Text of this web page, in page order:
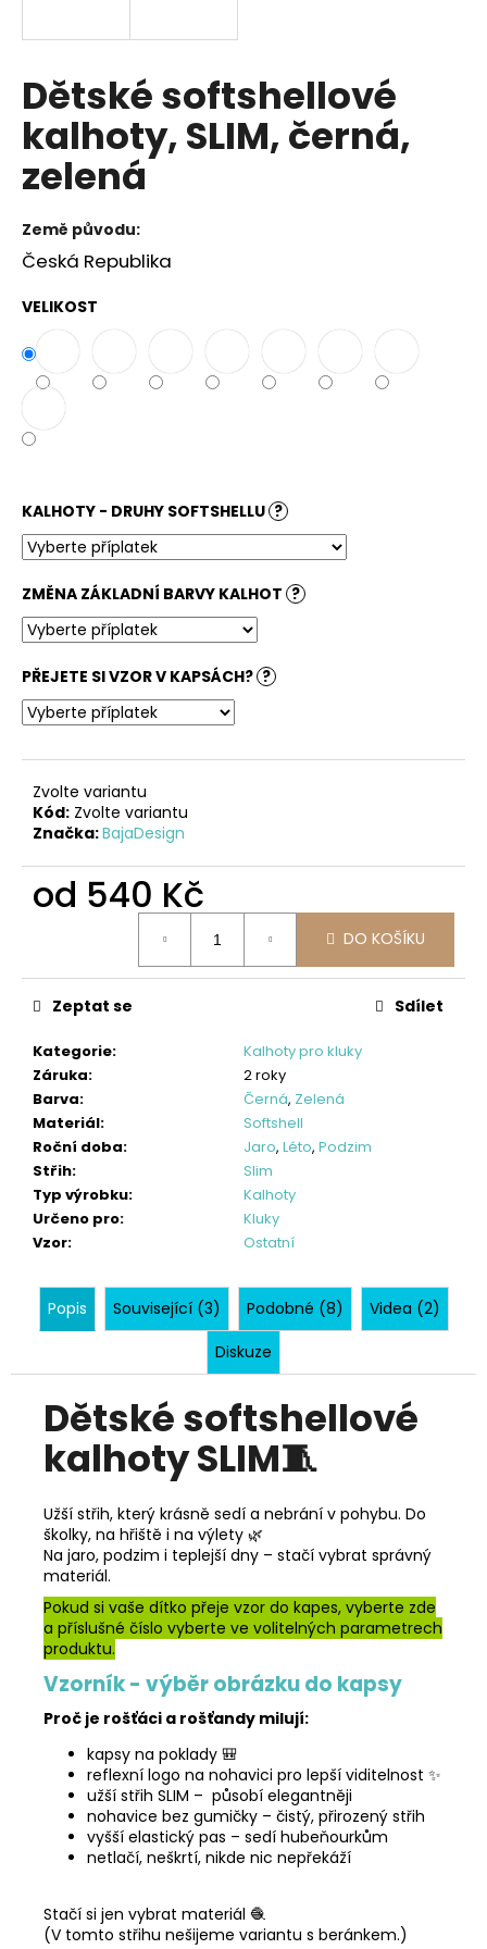
Dětské softshellové
kalhoty, SLIM, černá,
zelená
Země původu:
Česká Republika
VELIKOST
KALHOTY - DRUHY SOFTSHELLU ?
ZMĚNA ZÁKLADNÍ BARVY KALHOT ?
PŘEJETE SI VZOR V KAPSÁCH? ?
Zvolte variantu
Kód: Zvolte variantu
Značka:BajaDesign
od 540 Kč
DO KOŠÍKU
Kategorie:
Kalhoty pro kluky
Záruka:
2 roky
Barva: Černá, Zelená
Materiál:
Softshell
Roční doba: Jaro, Léto, Podzim
Střih:
Slim
Typ výrobku:
Kalhoty
Určeno pro:
Kluky
Vzor: Ostatní
Zeptat se Sdílet
Popis Související (3) Podobné (8)
Videa (2)
Diskuze
Dětské softshellové
kalhoty SLIM🧵
Užší střih, který krásně sedí a nebrání v pohybu. Do
školky, na hřiště i na výlety 🌿
Na jaro, podzim i teplejší dny – stačí vybrat správný
materiál.
Pokud si vaše dítko přeje vzor do kapes, vyberte zde
a příslušné číslo vyberte ve volitelných parametrech
produktu.
Vzorník - výběr obrázku do kapsy
Proč je rošťáci a rošťandy milují:
kapsy na poklady 🎒
reflexní logo na nohavici pro lepší viditelnost ✨
užší střih SLIM – působí elegantněji
nohavice bez gumičky – čistý, přirozený střih
vyšší elastický pas – sedí hubeňourkům
netlačí, neškrtí, nikde nic nepřekáží
Stačí si jen vybrat materiál 🧶
(V tomto střihu nešijeme variantu s beránkem.)
í
t
?
D
o
p
o
r
u
j
e
m
e
DÁMSKÝ
KABÁT
BALONOVÝ,
ALA
KLIMT
2
300
Kč